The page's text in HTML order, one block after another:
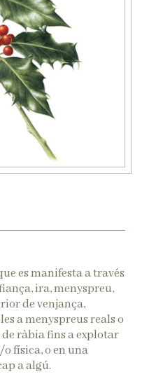
es manifesta a través
ira, menyspreu,
de venjança,
a menyspreus reals o
ràbia fins a explotar
física, o en una
a algú.